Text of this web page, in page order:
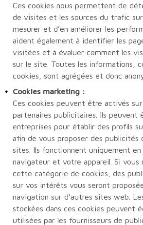
Ces cookies nous permettent de
de visites et les sources du trafic
mesurer et d’en améliorer les
aident également à identifier les
visitées et à évaluer comment les
sur le site. Toutes les informations,
cookies, sont agrégées et donc
Cookies marketing :
Ces cookies peuvent être activés
partenaires publicitaires. Ils peuvent
entreprises pour établir des profils
afin de vous proposer des publicités
sites. Ils fonctionnent uniquement
navigateur et votre appareil. Si vous
cette catégorie de cookies, des
sur vos intérêts vous seront
navigation sur d’autres sites web.
stockées dans ces cookies peuvent
utilisées par les fournisseurs de